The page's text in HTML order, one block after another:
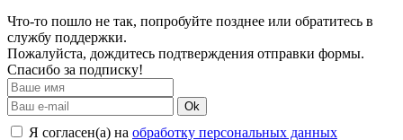
Что-то пошло не так, попробуйте позднее или обратитесь в
службу поддержки.
Пожалуйста, дождитесь подтверждения отправки формы.
Спасибо за подписку!
Ok
Я согласен(а) на обработку персональных данных